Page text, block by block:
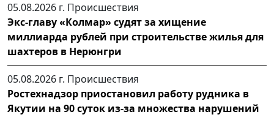
05.08.2026 г. Происшествия
Экс-главу «Колмар» судят за хищение
миллиарда рублей при строительстве жилья для
шахтеров в Нерюнгри
05.08.2026 г. Происшествия
Ростехнадзор приостановил работу рудника в
Якутии на 90 суток из-за множества нарушений